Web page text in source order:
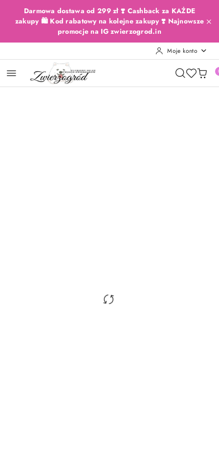
Przejdź do treści głównej
Przejdź do wyszukiwarki
Przejdź do moje konto
Przejdź do menu głównego
Przejdź do opisu produktu
Przejdź do stopki
Darmowa dostawa od 299 zł ❣️ Cashback za KAŻDE
zakupy 🛍️ Kod rabatowy na kolejne zakupy ❣️ Najnowsze
promocje na IG zwierzogrod.in
Moje konto